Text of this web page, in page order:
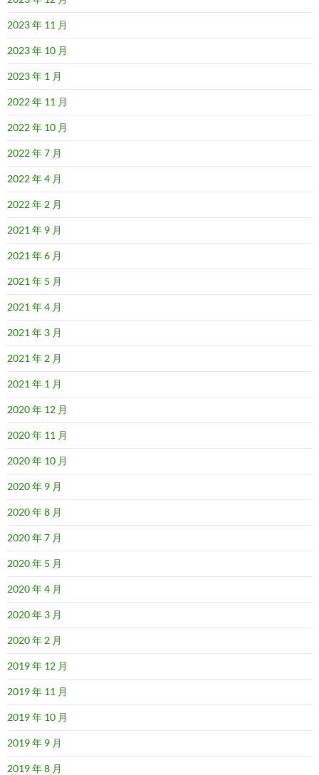
2023 年 11 月
2023 年 10 月
2023 年 1 月
2022 年 11 月
2022 年 10 月
2022 年 7 月
2022 年 4 月
2022 年 2 月
2021 年 9 月
2021 年 6 月
2021 年 5 月
2021 年 4 月
2021 年 3 月
2021 年 2 月
2021 年 1 月
2020 年 12 月
2020 年 11 月
2020 年 10 月
2020 年 9 月
2020 年 8 月
2020 年 7 月
2020 年 5 月
2020 年 4 月
2020 年 3 月
2020 年 2 月
2019 年 12 月
2019 年 11 月
2019 年 10 月
2019 年 9 月
2019 年 8 月